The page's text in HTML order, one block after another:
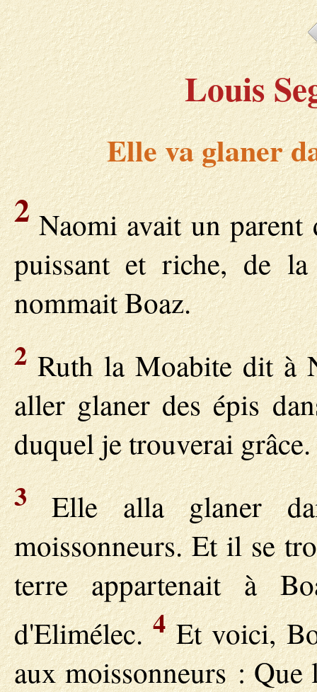
Louis
Elle va glaner
2Naomi avait un parent
puissant et riche, de
nommait Boaz.
2Ruth la Moabite dit à
aller glaner des épis
duquel je trouverai
3Elle alla glaner
moissonneurs. Et il se
terre appartenait à
d'Elimélec.4Et voici,
aux moissonneurs :